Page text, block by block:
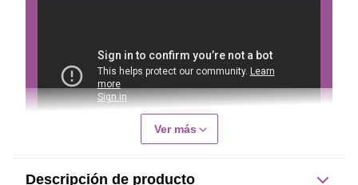
Ver más
Descripción de producto